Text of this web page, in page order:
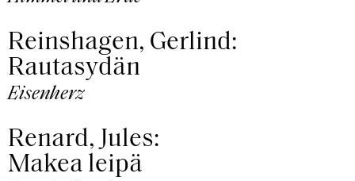
Reinshagen, Gerlind:
Rautasydän
Eisenherz
Renard, Jules:
Makea leipä